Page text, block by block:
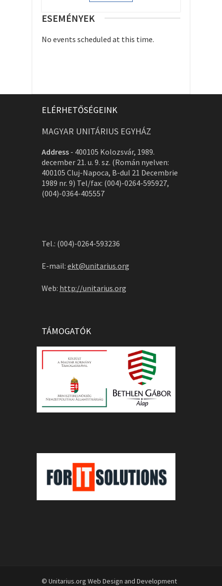
ESEMÉNYEK
No events scheduled at this time.
ELÉRHETŐSÉGEINK
MAGYAR UNITÁRIUS EGYHÁZ
Address - 400105 Kolozsvár, 1989.
december 21. u. 9. sz. (Román nyelven:
400105 Cluj-Napoca, B-dul 21 Decembrie
1989 nr. 9) Tel/fax: (004)-0264-595927,
(004)-0364-405557
Tel.: (004)-0264-593236
E-mail: ekt@unitarius.org
Web: http://unitarius.org
TÁMOGATÓK
© Unitarius.org Web Design and Development